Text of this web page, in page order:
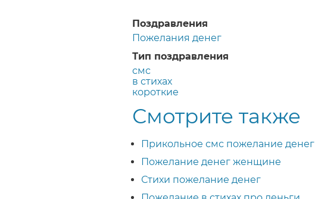
Поздравления
Пожелания денег
Тип поздравления
смс
в стихах
короткие
Смотрите также
Прикольное смс пожелание денег
Пожелание денег женщине
Стихи пожелание денег